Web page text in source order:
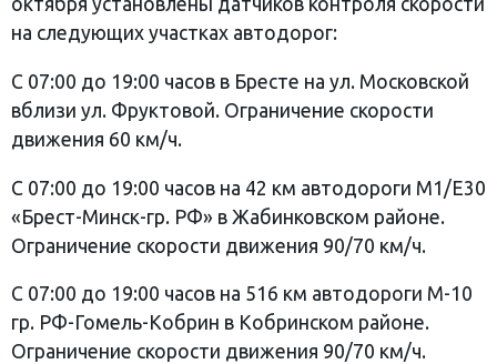
октября установлены датчиков контроля скорости
на следующих участках автодорог:
С 07:00 до 19:00 часов в Бресте на ул. Московской
вблизи ул. Фруктовой. Ограничение скорости
движения 60 км/ч.
С 07:00 до 19:00 часов на 42 км автодороги М1/Е30
«Брест-Минск-гр. РФ» в Жабинковском районе.
Ограничение скорости движения 90/70 км/ч.
С 07:00 до 19:00 часов на 516 км автодороги М-10
гр. РФ-Гомель-Кобрин в Кобринском районе.
Ограничение скорости движения 90/70 км/ч.